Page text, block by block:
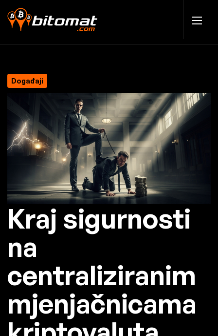
Događaji
Kraj sigurnosti
na
centraliziranim
mjenjačnicama